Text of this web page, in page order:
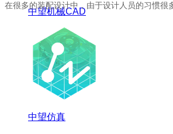
中望机械CAD
中望仿真
在很多的装配设计中，由于设计人员的习惯